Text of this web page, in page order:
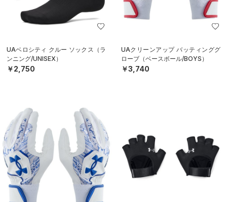
UAベロシティ クルー ソックス（ラ
ンニング/UNISEX）
￥2,750
UAクリーンアップ バッティンググ
ローブ（ベースボール/BOYS）
￥3,740